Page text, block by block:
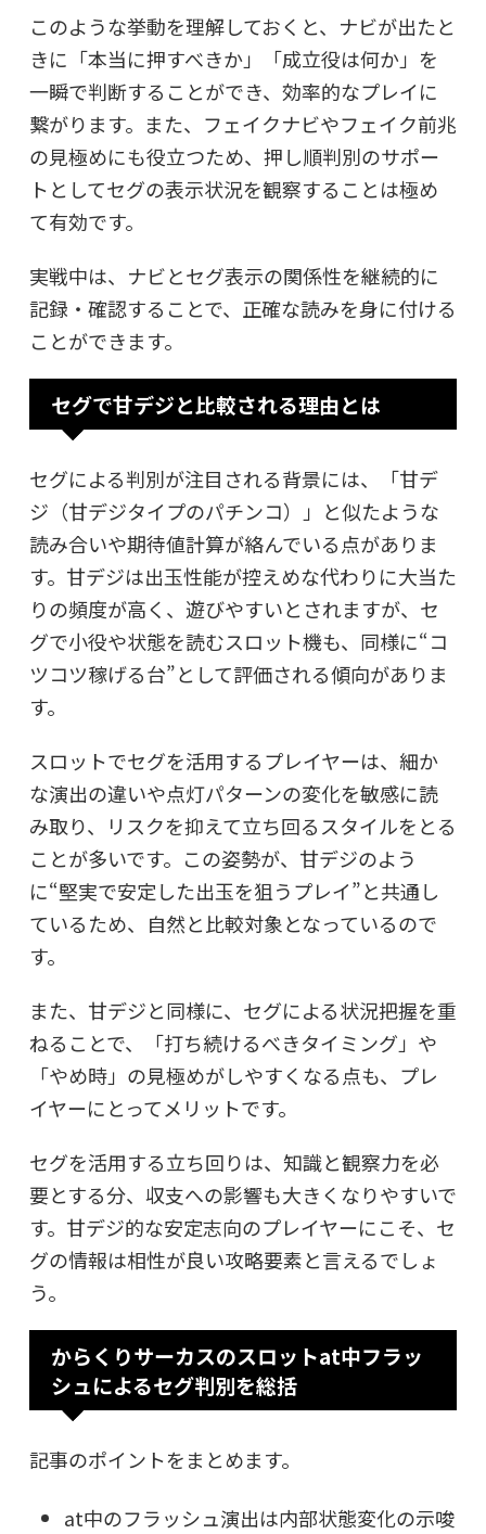
このような挙動を理解しておくと、ナビが出たと
きに「本当に押すべきか」「成立役は何か」を
一瞬で判断することができ、効率的なプレイに
繋がります。また、フェイクナビやフェイク前兆
の見極めにも役立つため、押し順判別のサポー
トとしてセグの表示状況を観察することは極め
て有効です。
実戦中は、ナビとセグ表示の関係性を継続的に
記録・確認することで、正確な読みを身に付ける
ことができます。
セグで甘デジと比較される理由とは
セグによる判別が注目される背景には、「甘デ
ジ（甘デジタイプのパチンコ）」と似たような
読み合いや期待値計算が絡んでいる点がありま
す。甘デジは出玉性能が控えめな代わりに大当た
りの頻度が高く、遊びやすいとされますが、セ
グで小役や状態を読むスロット機も、同様に“コ
ツコツ稼げる台”として評価される傾向がありま
す。
スロットでセグを活用するプレイヤーは、細か
な演出の違いや点灯パターンの変化を敏感に読
み取り、リスクを抑えて立ち回るスタイルをとる
ことが多いです。この姿勢が、甘デジのよう
に“堅実で安定した出玉を狙うプレイ”と共通し
ているため、自然と比較対象となっているので
す。
また、甘デジと同様に、セグによる状況把握を重
ねることで、「打ち続けるべきタイミング」や
「やめ時」の見極めがしやすくなる点も、プレ
イヤーにとってメリットです。
セグを活用する立ち回りは、知識と観察力を必
要とする分、収支への影響も大きくなりやすいで
す。甘デジ的な安定志向のプレイヤーにこそ、セ
グの情報は相性が良い攻略要素と言えるでしょ
う。
からくりサーカスのスロットat中フラッ
シュによるセグ判別を総括
記事のポイントをまとめます。
at中のフラッシュ演出は内部状態変化の示唆